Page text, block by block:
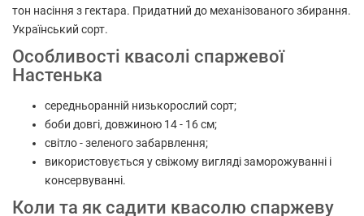
тон насіння з гектара. Придатний до механізованого збирання.
Український сорт.
Особливості квасолі спаржевої
Настенька
середньоранній низькорослий сорт;
боби довгі, довжиною 14 - 16 см;
світло - зеленого забарвлення;
використовується у свіжому вигляді заморожуванні і
консервуванні.
Коли та як садити квасолю спаржеву